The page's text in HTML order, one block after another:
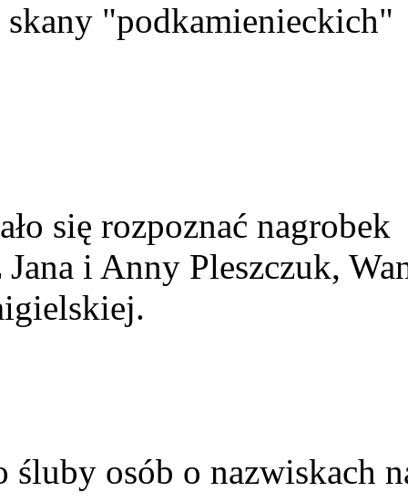
"podkamienieckich"
się rozpoznać nagrobek
i Anny Pleszczuk,
śluby osób o nazwiskach